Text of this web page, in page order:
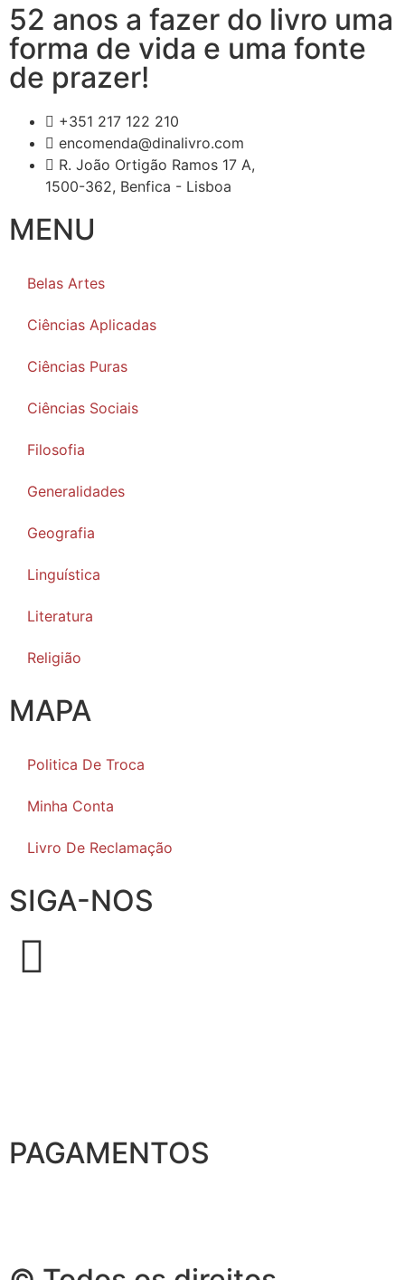
52 anos a fazer do livro uma
forma de vida e uma fonte
de prazer!
+351 217 122 210
encomenda@dinalivro.com
R. João Ortigão Ramos 17 A,
1500-362, Benfica - Lisboa
MENU
Belas Artes
Ciências Aplicadas
Ciências Puras
Ciências Sociais
Filosofia
Generalidades
Geografia
Linguística
Literatura
Religião
MAPA
Politica De Troca
Minha Conta
Livro De Reclamação
SIGA-NOS
PAGAMENTOS